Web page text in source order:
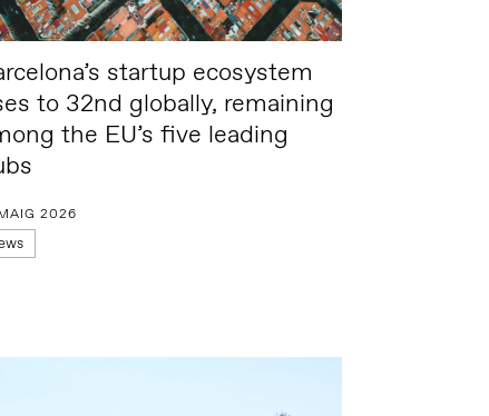
startup ecosystem
to 32nd globally, remaining
the EU’s five leading
2026